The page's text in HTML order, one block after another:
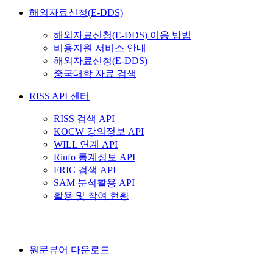
해외자료신청(E-DDS)
해외자료신청(E-DDS) 이용 방법
비용지원 서비스 안내
해외자료신청(E-DDS)
중국대학 자료 검색
RISS API 센터
RISS 검색 API
KOCW 강의정보 API
WILL 연계 API
Rinfo 통계정보 API
FRIC 검색 API
SAM 분석활용 API
활용 및 참여 현황
원문뷰어 다운로드